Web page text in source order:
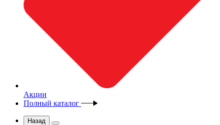
Акции
Полный каталог
Назад